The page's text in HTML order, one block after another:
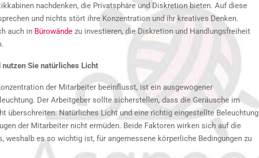
nachdenken, die Privatsphäre und Diskretion bieten. Auf diese
und nichts stört ihre Konzentration und ihr kreatives Denken.
auch in Bürowände zu investieren, die Diskretion und Handlungsfreiheit
nutzen Sie natürliches Licht
der Mitarbeiter beeinflusst, ist ein ausgewogener
Der Arbeitgeber sollte sicherstellen, dass die Geräusche im
überschreiten. Natürliches Licht und eine richtig eingestellte Beleuchtung
der Mitarbeiter nicht ermüden. Beide Faktoren wirken sich auf die
weshalb es so wichtig ist, für angemessene körperliche Bedingungen zu